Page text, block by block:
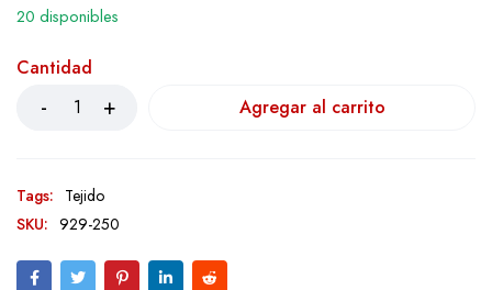
20 disponibles
Cantidad
Agregar al carrito
Tags: Tejido
SKU: 929-250